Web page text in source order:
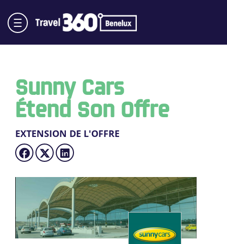
Sunny Cars
Étend Son Offre
EXTENSION DE L'OFFRE